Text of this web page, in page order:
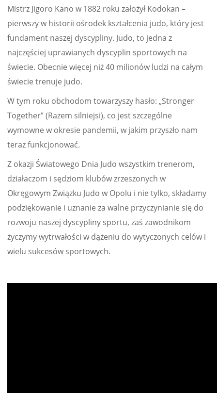
Mistrz Jigoro Kano w 1882 roku założył Kodokan –
pierwszy w historii ośrodek kształcenia judo, który jest
fundament naszej dyscypliny. Judo, to jedna z
najczęściej uprawianych dyscyplin sportowych na
świecie. Obecnie więcej niż 40 milionów ludzi na całym
świecie trenuje judo.
W tym roku obchodom towarzyszy hasło: „Stronger
Together” (Razem silniejsi), co jest szczególne
wymowne w okresie pandemii, w jakim przyszło nam
teraz funkcjonować.
Z okazji Światowego Dnia Judo wszystkim trenerom,
działaczom i sędziom klubów zrzeszonych w
Okręgowym Związku Judo w Opolu i nie tylko, składamy
podziękowanie i uznanie za walne przyczynianie się do
rozwoju naszej dyscypliny sportu, zaś zawodnikom
życzymy wytrwałości w dążeniu do wytyczonych celów i
wielu sukcesów sportowych.